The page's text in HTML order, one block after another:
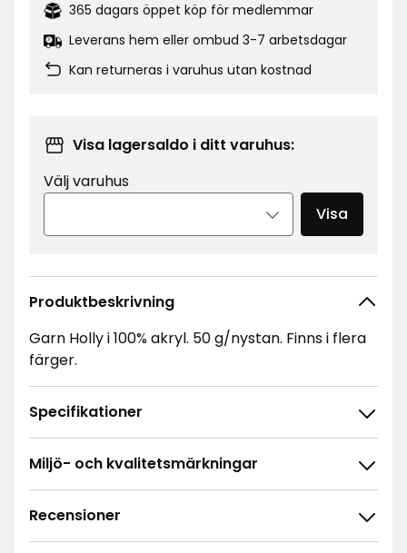
365 dagars öppet köp för medlemmar
Leverans hem eller ombud 3-7 arbetsdagar
Kan returneras i varuhus utan kostnad
Visa lagersaldo i ditt varuhus:
Välj varuhus
Visa
Produktbeskrivning
Garn Holly i 100% akryl. 50 g/nystan. Finns i flera
färger.
Specifikationer
Miljö- och kvalitetsmärkningar
Recensioner